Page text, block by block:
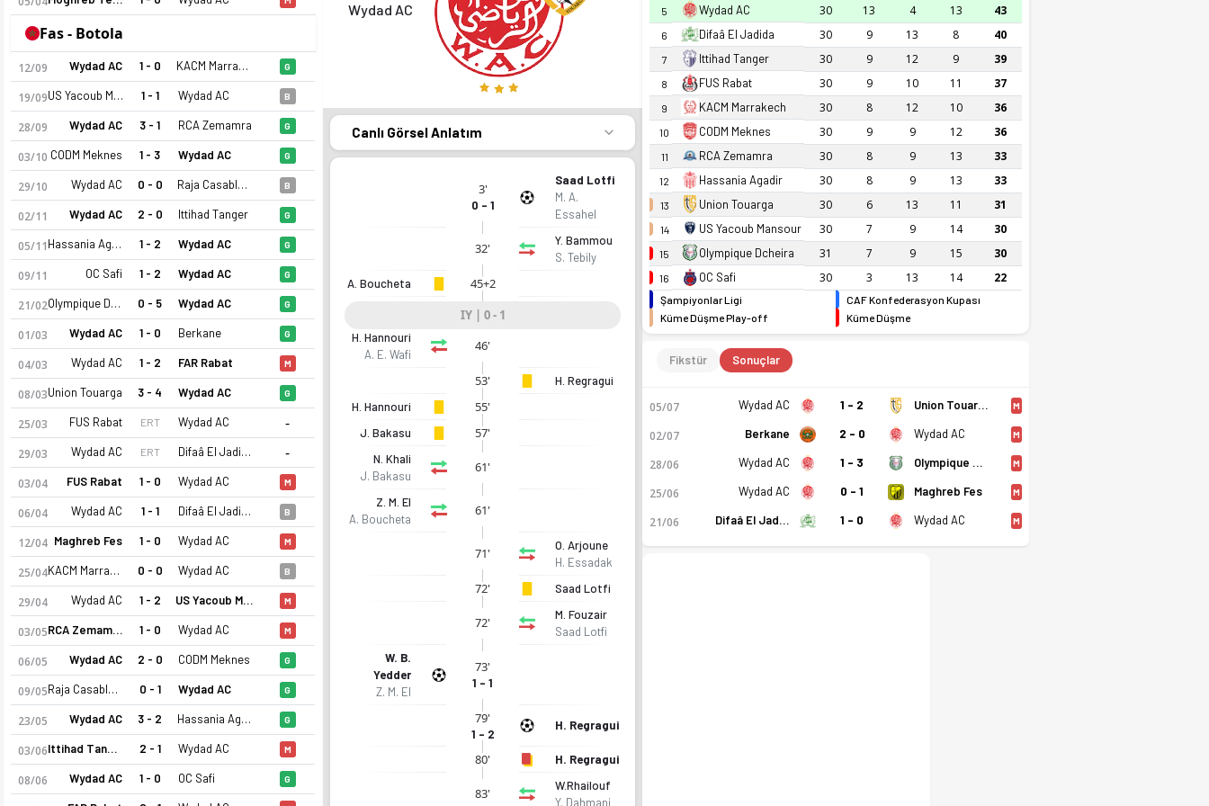
Fas - Botola
12/09 Wydad AC 1 - 0 KACM Marrakech G
19/09 US Yacoub Mansour 1 - 1 Wydad AC B
28/09 Wydad AC 3 - 1 RCA Zemamra G
03/10 CODM Meknes 1 - 3 Wydad AC G
29/10 Wydad AC 0 - 0 Raja Casablanca B
02/11 Wydad AC 2 - 0 Ittihad Tanger G
05/11 Hassania Agadir 1 - 2 Wydad AC G
09/11 OC Safi 1 - 2 Wydad AC G
21/02 Olympique Dcheira 0 - 5 Wydad AC G
01/03 Wydad AC 1 - 0 Berkane G
04/03 Wydad AC 1 - 2 FAR Rabat M
08/03Union Touarga 3 - 4 Wydad AC G
25/03 FUS Rabat ERT Wydad AC -
29/03 Wydad AC ERT Difaâ El Jadida -
03/04 FUS Rabat 1 - 0 Wydad AC M
06/04 Wydad AC 1 - 1 Difaâ El Jadida B
12/04 Maghreb Fes 1 - 0 Wydad AC M
25/04 KACM Marrakech 0 - 0 Wydad AC B
29/04 Wydad AC 1 - 2 US Yacoub Mansour M
03/05 RCA Zemamra 1 - 0 Wydad AC M
06/05 Wydad AC 2 - 0 CODM Meknes G
09/05 Raja Casablanca 0 - 1 Wydad AC G
23/05 Wydad AC 3 - 2 Hassania Agadir G
03/06 Ittihad Tanger 2 - 1 Wydad AC M
08/06 Wydad AC 1 - 0 OC Safi G
Wydad AC
Canlı Görsel Anlatım
3'
0 - 1
Saad Lotfi
M. A.
Essahel
32'
Y. Bammou
S. Tebily
A. Boucheta
45+2
IY | 0 - 1
H. Hannouri
A. E. Wafi
46'
53'
H. Regragui
H. Hannouri
55'
J. Bakasu 57'
N. Khali
J. Bakasu
61'
Z. M. El
A. Boucheta
61'
71'
O. Arjoune
H. Essadak
72' Saad Lotfi
72'
M. Fouzair
Saad Lotfi
W. B.
Yedder
Z. M. El
73'
1 - 1
79'
1 - 2
H. Regragui
80' H. Regragui
83'
W.Rhailouf
Y. Dahmani
5 Wydad AC 30 13 4 13 43
6 Difaâ El Jadida 30 9 13 8 40
7 Ittihad Tanger 30 9 12 9 39
8 FUS Rabat 30 9 10 11 37
9 KACM Marrakech 30 8 12 10 36
10 CODM Meknes 30 9 9 12 36
11 RCA Zemamra 30 8 9 13 33
12 Hassania Agadir 30 8 9 13 33
13 Union Touarga 30 6 13 11 31
14 US Yacoub Mansour 30 7 9 14 30
15 Olympique Dcheira 31 7 9 15 30
16 OC Safi 30 3 13 14 22
Şampiyonlar Ligi
CAF Konfederasyon Kupası
Küme Düşme Play-off
Küme Düşme
Fikstür Sonuçlar
05/07 Wydad AC 1 - 2 Union Touarga M
02/07 Berkane 2 - 0 Wydad AC M
28/06 Wydad AC 1 - 3 Olympique Dcheira M
25/06 Wydad AC 0 - 1 Maghreb Fes M
21/06 Difaâ El Jadida 1 - 0 Wydad AC M